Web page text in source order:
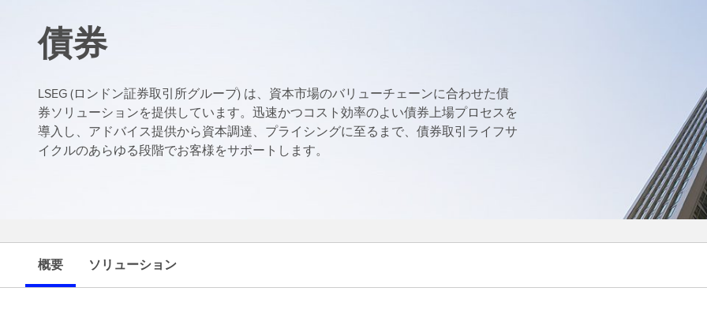
債券
LSEG (ロンドン証券取引所グループ) は、資本市場のバリューチェーンに合わせた債
券ソリューションを提供しています。迅速かつコスト効率のよい債券上場プロセスを
導入し、アドバイス提供から資本調達、プライシングに至るまで、債券取引ライフサ
イクルのあらゆる段階でお客様をサポートします。
概要 ソリューション